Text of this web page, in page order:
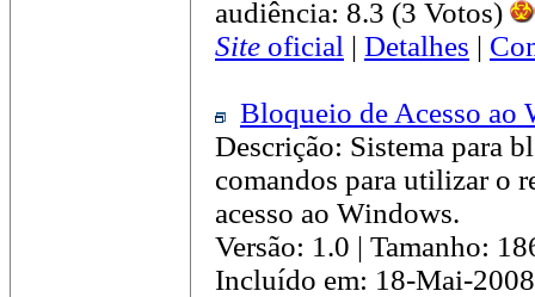
audiência: 8.3 (3 Votos)
Site oficial | Detalhes |
Bloqueio de Acesso ao
Descrição: Sistema para
comandos para utilizar o
acesso ao Windows.
Versão: 1.0 | Tamanho:
Incluído em: 18-Mai-